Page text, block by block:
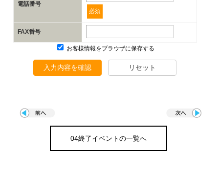
電話番号
必須
FAX番号
お客様情報をブラウザに保存する
入力内容を確認 リセット
04終了イベントの一覧へ